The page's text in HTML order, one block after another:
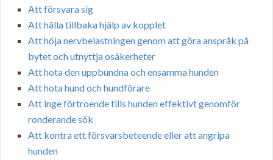
Att försvara sig
Att hålla tillbaka hjälp av kopplet
Att höja nervbelastningen genom att göra anspråk på
bytet och utnyttja osäkerheter
Att hota den uppbundna och ensamma hunden
Att hota hund och hundförare
Att inge förtroende tills hunden effektivt genomför
ronderande sök
Att kontra ett försvarsbeteende eller att angripa
hunden